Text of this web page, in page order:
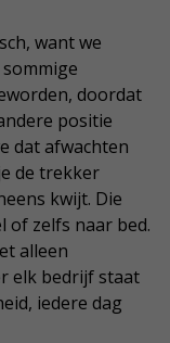
want we
doordat
positie
dat afwachten
de trekker
kwijt. Die
of zelfs naar bed.
alleen
elk bedrijf staat
iedere dag